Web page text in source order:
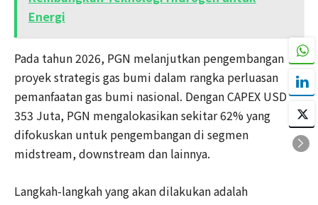
Energi
Pada tahun 2026, PGN melanjutkan pengembangan
proyek strategis gas bumi dalam rangka perluasan
pemanfaatan gas bumi nasional. Dengan CAPEX USD
353 Juta, PGN mengalokasikan sekitar 62% yang
difokuskan untuk pengembangan di segmen
midstream, downstream dan lainnya.
Langkah-langkah yang akan dilakukan adalah